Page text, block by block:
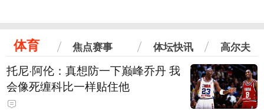
体育 焦点赛事 体坛快讯 高尔夫
托尼·阿伦：真想防一下巅峰乔丹 我
会像死缠科比一样贴住他